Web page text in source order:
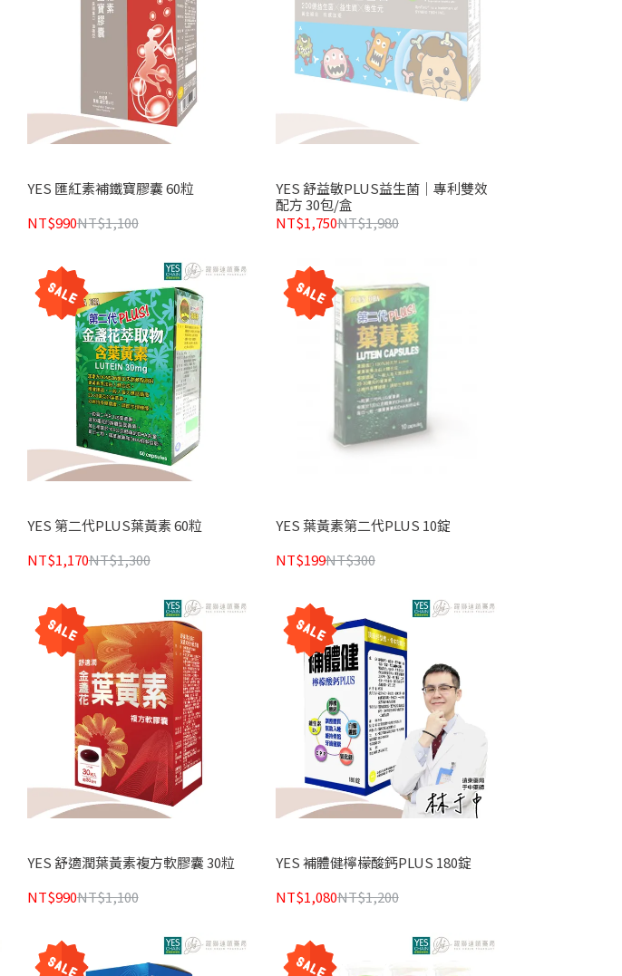
YES 匯紅素補鐵寶膠囊 60粒
NT$990NT$1,100
YES 舒益敏PLUS益生菌｜專利雙效
配方 30包/盒
NT$1,750NT$1,980
YES 第二代PLUS葉黃素 60粒
NT$1,170NT$1,300
YES 葉黃素第二代PLUS 10錠
NT$199NT$300
YES 舒適潤葉黃素複方軟膠囊 30粒
NT$990NT$1,100
YES 補體健檸檬酸鈣PLUS 180錠
NT$1,080NT$1,200